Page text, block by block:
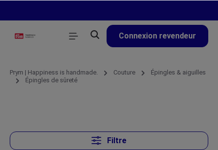
Connexion revendeur
Prym | Happiness is handmade. Couture
Épingles & aiguilles
Épingles de sûreté
Filtre